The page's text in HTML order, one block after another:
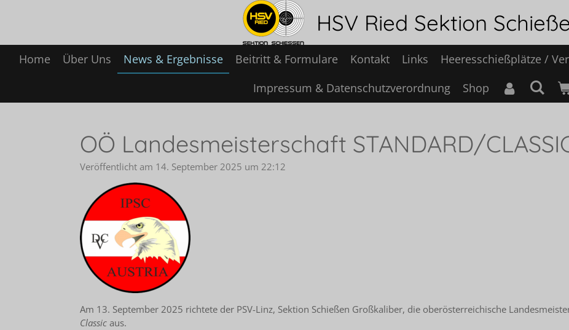
HSV Ried Sektion
Home Über Uns News & Ergebnisse Beitritt & Formulare Kontakt Links Heeresschießplätze /
Impressum & Datenschutzverordnung
Shop
OÖ Landesmeisterschaft STANDARD/
Veröffentlicht am 14. September 2025 um 22:12
Am 13. September 2025 richtete der PSV-Linz, Sektion Schießen Großkaliber, die oberösterreichische
Classicaus.